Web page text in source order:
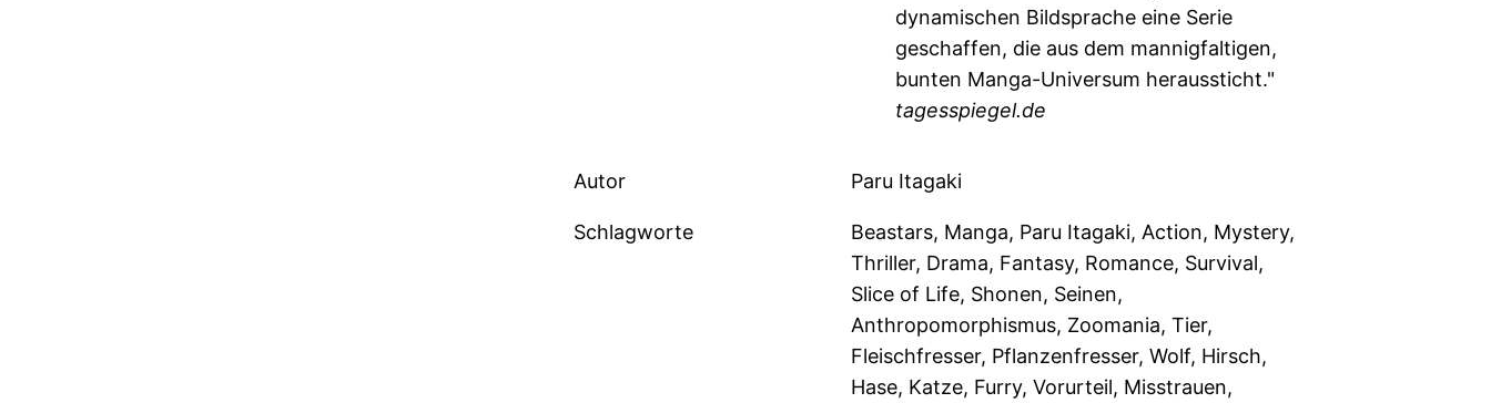
dynamischen Bildsprache eine Serie
geschaffen, die aus dem mannigfaltigen,
bunten Manga-Universum heraussticht."
tagesspiegel.de
Autor Paru Itagaki
Schlagworte
Beastars, Manga, Paru Itagaki, Action, Mystery,
Thriller, Drama, Fantasy, Romance, Survival,
Slice of Life, Shonen, Seinen,
Anthropomorphismus, Zoomania, Tier,
Fleischfresser, Pflanzenfresser, Wolf, Hirsch,
Hase, Katze, Furry, Vorurteil, Misstrauen,